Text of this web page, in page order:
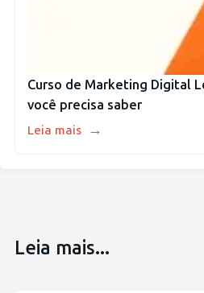
Curso de Marketing Digital
você precisa saber
Leia mais →
Leia mais...